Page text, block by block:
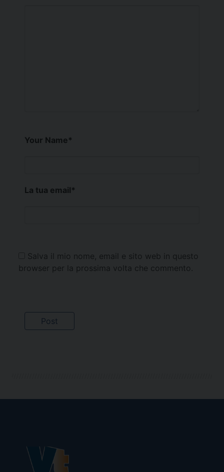
Your Name*
La tua email*
Salva il mio nome, email e sito web in questo
browser per la prossima volta che commento.